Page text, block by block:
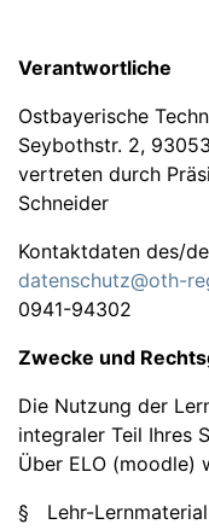
Verantwortliche
Ostbayerische
Seybothstr. 2,
vertreten durch
Schneider
Kontaktdaten des/
datenschutz@oth-
0941-94302
Zwecke und
Die Nutzung der
integraler Teil Ihres
Über ELO (moodle)
§ Lehr-